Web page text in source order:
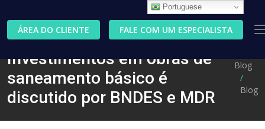
ÁREA DO CLIENTE FALE COM UM ESPECIALISTA
Investimentos em obras de
saneamento básico é
discutido por BNDES e MDR
Blog
Blog
Portuguese